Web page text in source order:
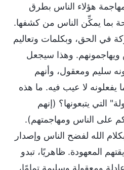
هؤلاء الناس بطرق
بما يمكِّن الناس من كشفها.
في الحق، وبكلمات وتعاليم
ويهاجمونهم. وهذا سيجعل
سليم ومعقول، وأنهم
يفعلونه لا عيب فيه. ما هذه
التي يتبعونها؟ (إنهم
على الناس ومهاجمتهم).
الله لفضح الناس وإصدار
المعهودة. ظاهريًا، تبدو
ومعقولة وسليمة تمامًا،